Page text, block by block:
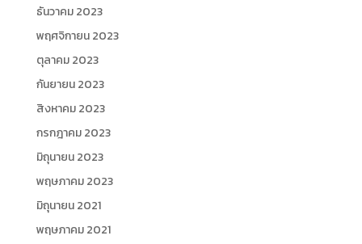
ธันวาคม 2023
พฤศจิกายน 2023
ตุลาคม 2023
กันยายน 2023
สิงหาคม 2023
กรกฎาคม 2023
มิถุนายน 2023
พฤษภาคม 2023
มิถุนายน 2021
พฤษภาคม 2021